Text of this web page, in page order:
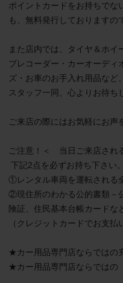
ポイントカードをお持ちでな
も、無料発行しておりますの
また店内では、タイヤ＆ホイ
ブレコーダー・カーオーディ
ズ・お車のお手入れ用品など
スタッフ一同、心よりお待ち
ご来店の際にはお気軽にお声
ご注意！＜　当日ご来店され
①レンタル車両を運転される
②現住所のわかる公的書類－
険証、住民基本台帳カードな
（クレジットカードでお支
★カー用品専門店ならではの
★カー用品専門店ならではの